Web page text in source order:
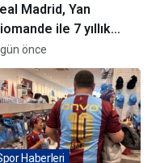
Madrid, Yan
ile 7 yıllık
imzaladı
önce
Haberleri